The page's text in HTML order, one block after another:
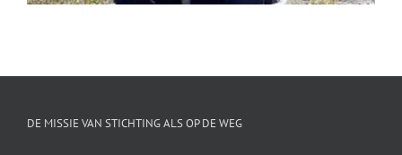
DE MISSIE VAN STICHTING ALS OP DE WEG